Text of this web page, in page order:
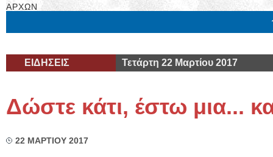
ΑΡΧΩΝ
ΕΙΔΗΣΕΙΣ Τετάρτη 22 Μαρτίου 2017
Δώστε κάτι, έστω μια...
22 ΜΑΡΤΙΟΥ 2017